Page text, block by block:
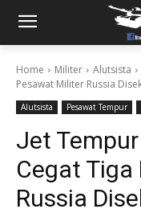
Home Militer Alutsista
Pesawat Militer Russia
Alutsista Pesawat Tempur
Jet
Cegat
Russia